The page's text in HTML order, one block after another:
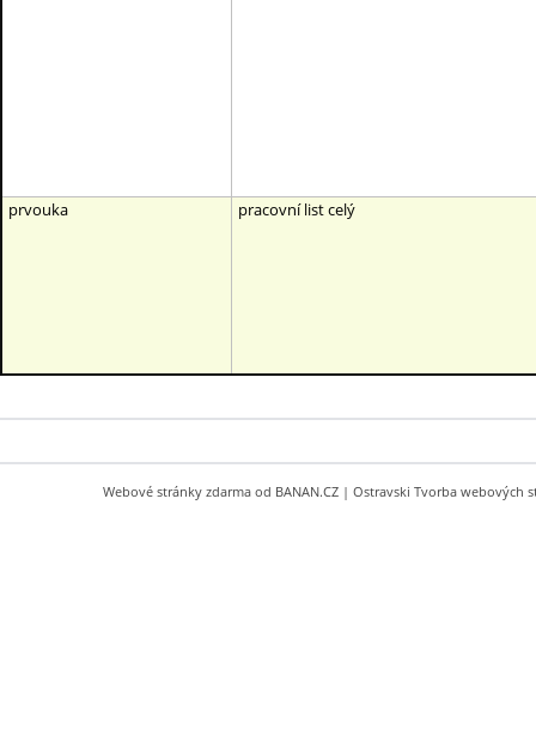
prvouka pracovní list celý
Webové stránky zdarma od BANAN.CZ | Ostravski Tvorba webových